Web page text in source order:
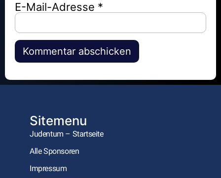
E-Mail-Adresse *
Alternative:
Sitemenu
Judentum – Startseite
Alle Sponsoren
Impressum